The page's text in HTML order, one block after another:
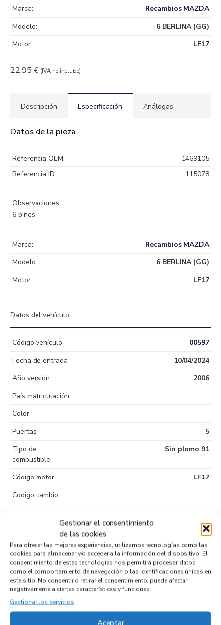
Gestionar el consentimiento
de las cookies
Para ofrecer las mejores experiencias, utilizamos tecnologías como las
cookies para almacenar y/o acceder a la información del dispositivo. El
consentimiento de estas tecnologías nos permitirá procesar datos
como el comportamiento de navegación o las identificaciones únicas en
este sitio. No consentir o retirar el consentimiento, puede afectar
negativamente a ciertas características y funciones.
Gestionar los servicios
Aceptar
22,95 € (IVA no incluído)
Marca:
Recambios MAZDA
Modelo:
6 BERLINA (GG)
Motor:
LF17
Descripción Especificación Análogas
Datos de la pieza
Referencia OEM:
1469105
Referencia ID:
115078
Observaciones:
6 pines
Marca:
Recambios MAZDA
Modelo:
6 BERLINA (GG)
Motor:
LF17
Datos del vehículo
Código vehículo
00597
Fecha de entrada
10/04/2024
Año versión
2006
País matriculación
Color
Puertas
5
Tipo de
combustible
Sin plomo 91
Código motor
LF17
Código cambio
Productos relacionados
PILOTO TRASERO DERECHO 22061971
Recambios MAZDA6 BERLINA (GG) LF17
Referencia ID: 115957
Referencia OEM: 22061971